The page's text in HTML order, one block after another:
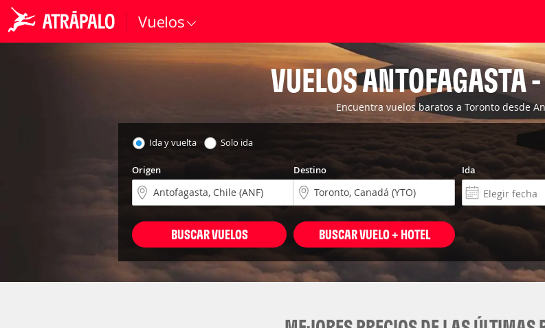
Vuelos
VUELOS ANTOFAGASTA
Encuentra vuelos baratos a Toronto desde
Ida y vuelta Solo ida
Origen Destino Ida
BUSCAR VUELOS BUSCAR VUELO + HOTEL